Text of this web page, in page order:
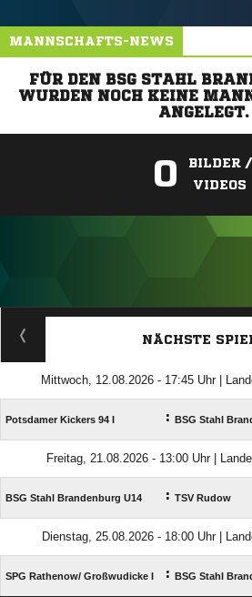
MANNSCHAFTS-NEWS
FÜR DEN BSG STAHL
WURDEN NOCH KEINE
ANGELEGT.
0
BILDER /
VIDEOS
ANZEIGE
NÄCHSTE
Mittwoch, 12.08.2026 - 17:45 Uhr |
Potsdamer Kickers 94 I : BSG Stahl
Freitag, 21.08.2026 - 13:00 Uhr |
BSG Stahl Brandenburg U14 : TSV Rudow
Dienstag, 25.08.2026 - 18:00 Uhr |
SPG Rathenow/​ Großwudicke I : BSG Stahl